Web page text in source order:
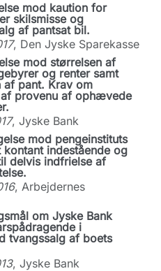
mod kaution for
skilsmisse og
af pantsat bil.
, Den Jyske Sparekasse
mod størrelsen af
og renter samt
af pant. Krav om
provenu af ophævede
, Jyske Bank
mod pengeinstituts
indestående og
delvis indfrielse af
, Arbejdernes
om Jyske Bank
i
tvangssalg af boets
, Jyske Bank